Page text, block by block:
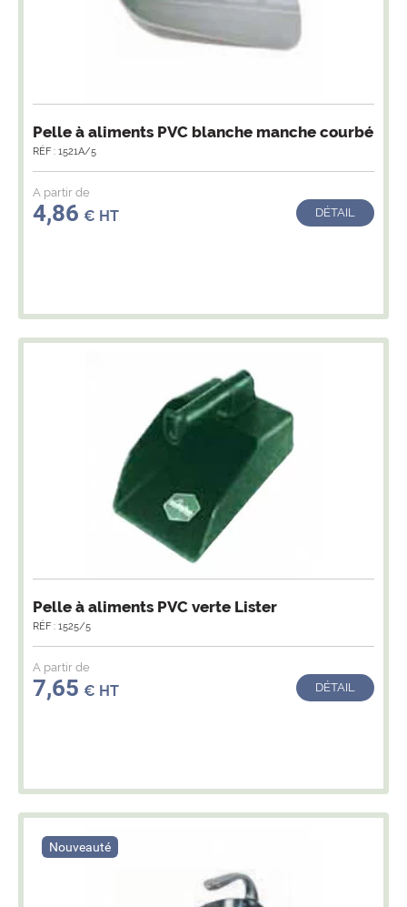
Pelle à aliments PVC blanche manche courbé
RÉF : 1521A/5
A partir de
4,86 € HT DÉTAIL
Pelle à aliments PVC verte Lister
RÉF : 1525/5
A partir de
7,65 € HT DÉTAIL
Nouveauté